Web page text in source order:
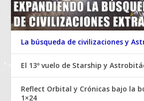
La búsqueda de civilizaciones y
El 13º vuelo de Starship y
Reflect Orbital y Crónicas bajo la
1×24